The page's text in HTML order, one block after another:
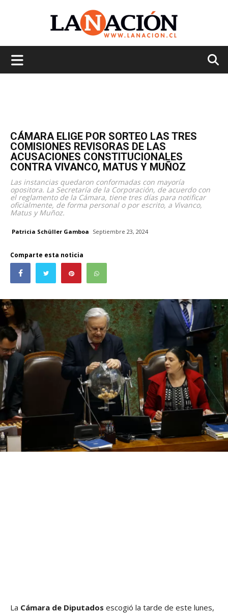
CÁMARA ELIGE POR SORTEO LAS TRES
COMISIONES REVISORAS DE LAS
ACUSACIONES CONSTITUCIONALES
CONTRA VIVANCO, MATUS Y MUÑOZ
Las instancias quedaron conformadas con mayoría
opositora. La Secretaría de la Corporación, de acuerdo con
el reglamento de la Cámara, tiene tres días para notificar
oficialmente, de forma personal o por escrito, a Vivanco,
Matus y Muñoz.
Patricia Schüller Gamboa Septiembre 23, 2024
Comparte esta noticia
La Cámara de Diputados escogió la tarde de este lunes,